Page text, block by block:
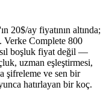
20$/ay fiyatının altında;
Verke Complete 800
boşluk fiyat değil —
uzman eşleştirmesi,
şifreleme ve sen bir
hatırlayan bir koç.